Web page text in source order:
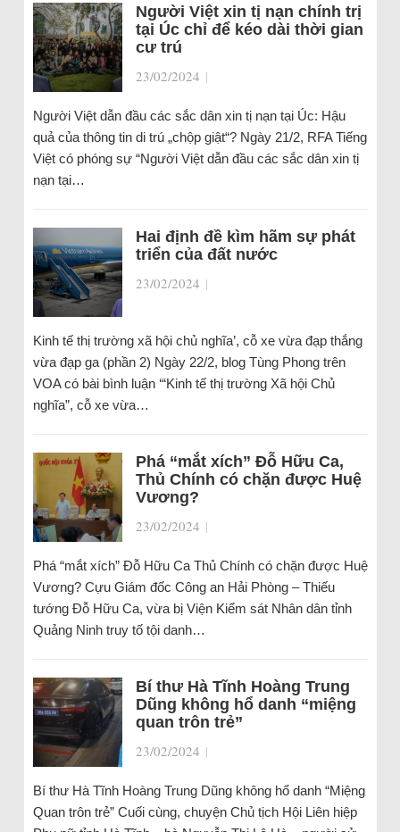
Người Việt xin tị nạn chính trị
tại Úc chỉ để kéo dài thời gian
cư trú
23/02/2024 |
Người Việt dẫn đầu các sắc dân xin tị nạn tại Úc: Hậu
quả của thông tin di trú „chộp giật“? Ngày 21/2, RFA Tiếng
Việt có phóng sự “Người Việt dẫn đầu các sắc dân xin tị
nạn tại…
Hai định đề kìm hãm sự phát
triển của đất nước
23/02/2024 |
Kinh tế thị trường xã hội chủ nghĩa’, cỗ xe vừa đạp thắng
vừa đạp ga (phần 2) Ngày 22/2, blog Tùng Phong trên
VOA có bài bình luận ‘“Kinh tế thị trường Xã hội Chủ
nghĩa”, cỗ xe vừa…
Phá “mắt xích” Đỗ Hữu Ca,
Thủ Chính có chặn được Huệ
Vương?
23/02/2024 |
Phá “mắt xích” Đỗ Hữu Ca Thủ Chính có chặn được Huệ
Vương? Cựu Giám đốc Công an Hải Phòng – Thiếu
tướng Đỗ Hữu Ca, vừa bị Viện Kiểm sát Nhân dân tỉnh
Quảng Ninh truy tố tội danh…
Bí thư Hà Tĩnh Hoàng Trung
Dũng không hổ danh “miệng
quan trôn trẻ”
23/02/2024 |
Bí thư Hà Tĩnh Hoàng Trung Dũng không hổ danh “Miệng
Quan trôn trẻ” Cuối cùng, chuyện Chủ tịch Hội Liên hiệp